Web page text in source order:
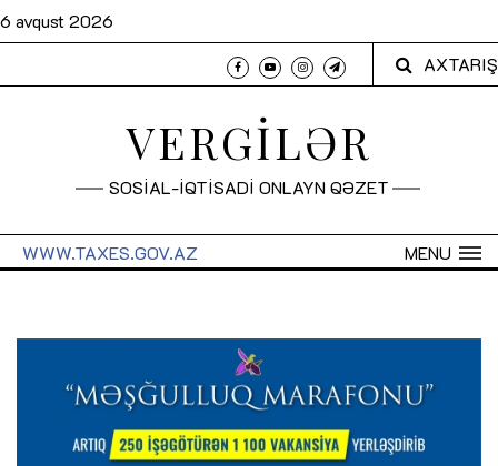
6 avqust 2026
AXTARIŞ
VERGİLƏR
SOSİAL-İQTİSADİ ONLAYN QƏZET
MENU
WWW.TAXES.GOV.AZ